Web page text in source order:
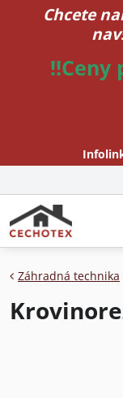
Chcete
Záhradná technika